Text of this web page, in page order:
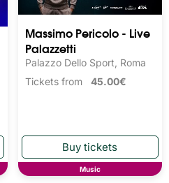
Massimo Pericolo - Live
Palazzetti
Palazzo Dello Sport, Roma
Tickets from 45.00€
Music